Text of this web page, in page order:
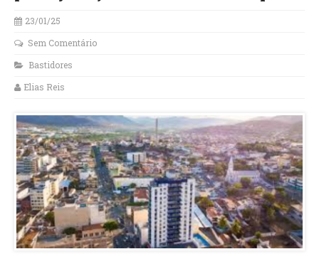
23/01/25
Sem Comentário
Bastidores
Elias Reis